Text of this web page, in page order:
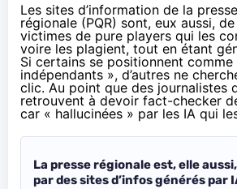
Les sites d’information de la
régionale (PQR) sont, eux aussi,
victimes de pure players qui les
voire les plagient, tout en étant
Si certains se positionnent comme
indépendants », d’autres ne
clic. Au point que des journalistes
retrouvent à devoir fact-checker
car « hallucinées » par les IA qui
La presse régionale est, elle
par des sites d’infos générés par